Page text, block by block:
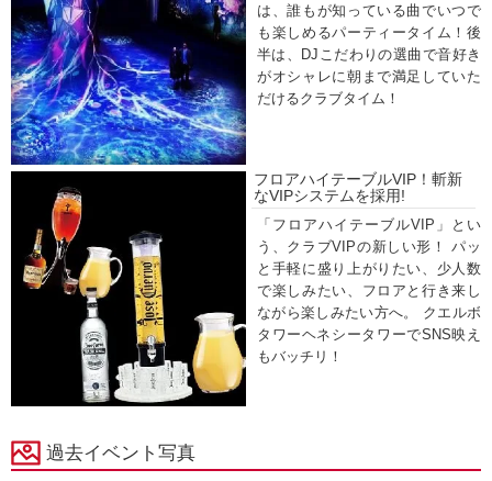
は、誰もが知っている曲でいつで
も楽しめるパーティータイム！後
半は、DJこだわりの選曲で音好き
がオシャレに朝まで満足していた
だけるクラブタイム！
フロアハイテーブルVIP！斬新
なVIPシステムを採用!
「フロアハイテーブルVIP」とい
う、クラブVIPの新しい形！ パッ
と手軽に盛り上がりたい、少人数
で楽しみたい、フロアと行き来し
ながら楽しみたい方へ。 クエルボ
タワーヘネシータワーでSNS映え
もバッチリ！
過去イベント写真